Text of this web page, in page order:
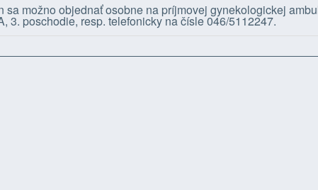
sa možno objednať osobne na príjmovej gynekologickej
3. poschodie, resp. telefonicky na čísle 046/5112247.